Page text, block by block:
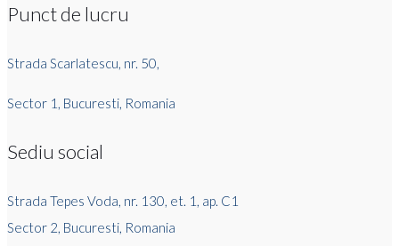
Punct de lucru
Strada Scarlatescu, nr. 50,
Sector 1, Bucuresti, Romania
Sediu social
Strada Tepes Voda, nr. 130, et. 1, ap. C1
Sector 2, Bucuresti, Romania